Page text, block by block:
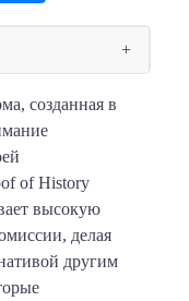
созданная в
of History
высокую
делая
другим